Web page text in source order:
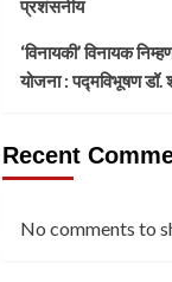
प्रशंसनीय
‘विनायकी’ विनायक
योजना : पद्मविभूषण डॉ.
Recent
No comments to